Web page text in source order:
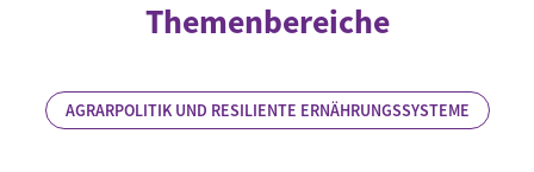
Themenbereiche
AGRARPOLITIK UND RESILIENTE ERNÄHRUNGSSYSTEME